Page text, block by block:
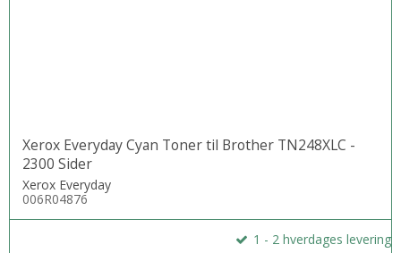
Xerox Everyday Cyan Toner til Brother TN248XLC -
2300 Sider
Xerox Everyday
006R04876
1 - 2 hverdages levering